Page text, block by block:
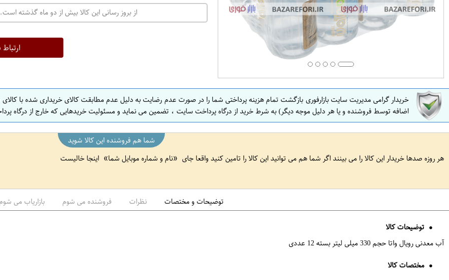
ت
ه
ا
ن
ص
ف
ه
ا
ف
ه
از بروز رسانی این کالا بیش از دو ماه گذشته
خریدار گرامی مدیریت سایت بازارفوری بازگشت تمام هزینه پرداختی شما را در صورت عدم رضایت به دلیل عدم مطابقت کالای خریداری شده با
اضافه توسط فروشنده و یا هر دلیل موجه دیگر) به شرط خرید از درگاه پرداخت سایت ، تضمین می نماید و مسئولیت خریدهایی که خارج از درگاه
شما هم فروشنده این کالا شوید
هر روزه صدها خریدار این کالا را می بینند اگر شما هم می توانید این کالا را تامین کنید واقعا جای
نام و شماره موبایل شما اینجا خالیست
توضیحات و مختصات نظرات فروشنده می شوم بازاریاب می
توضیحات کالا
آب معدنی رویال واتا حجم 330 میلی لیتر بسته 12 عددی
مختصات کالا